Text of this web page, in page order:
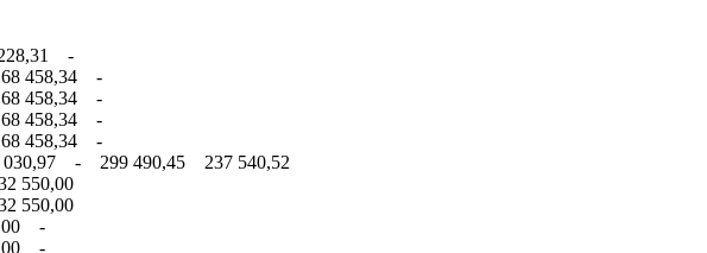
-
458,34 -
458,34 -
458,34 -
458,34 -
- 299 490,45 237 540,52
550,00
550,00
-
-